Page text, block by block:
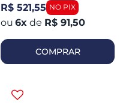
R$ 521,55
6x de R$ 91,50
COMPRAR